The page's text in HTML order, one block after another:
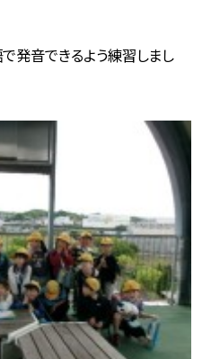
発音できるよう練習しまし